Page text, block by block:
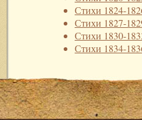
Стихи 1824-
Стихи 1827-
Стихи 1830-
Стихи 1834-